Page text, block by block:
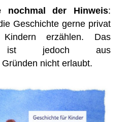
nochmal der Hinweis:
Geschichte gerne privat
erzählen. Das
ist jedoch aus
nicht erlaubt.